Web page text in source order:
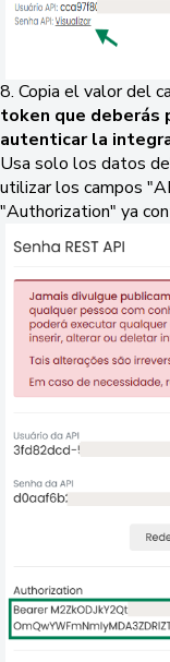
8. Copia el valor del
token que deberás
autenticar la
Usa solo los datos
utilizar los campos
"Authorization" ya